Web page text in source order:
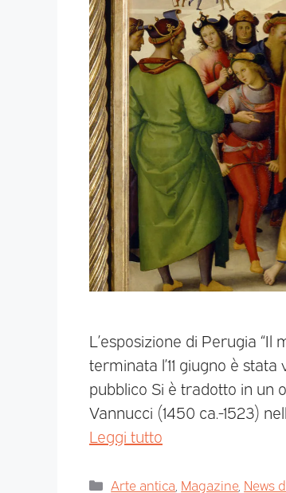
L’esposizione di Perugia “Il
terminata l’11 giugno è
pubblico Si è tradotto in un
Vannucci (1450 ca.-1523)
Leggi tutto
Arte antica Magazine, News